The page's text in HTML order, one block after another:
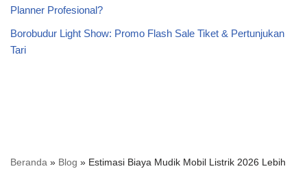
Planner Profesional?
Borobudur Light Show: Promo Flash Sale Tiket & Pertunjukan
Tari
Beranda » Blog » Estimasi Biaya Mudik Mobil Listrik 2026 Lebih